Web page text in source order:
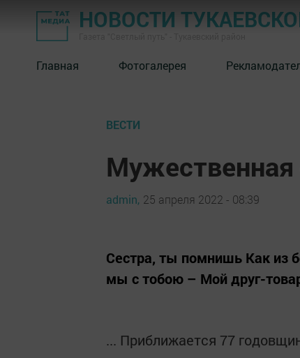
НОВОСТИ
Главная Фотогалерея
ВЕСТИ
Мужественная
admin, 25 апреля 2022 - 08:39
Сестра, ты помнишь Как из
мы с тобою – Мой друг-
... Приближается 77